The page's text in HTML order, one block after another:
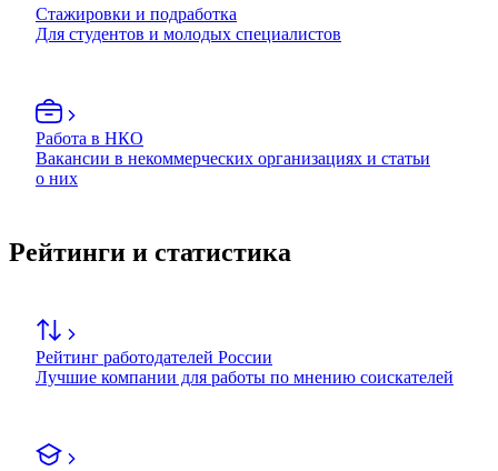
Стажировки и подработка
Для студентов и молодых специалистов
Работа в НКО
Вакансии в некоммерческих организациях и статьи
о них
Рейтинги и статистика
Рейтинг работодателей России
Лучшие компании для работы по мнению соискателей